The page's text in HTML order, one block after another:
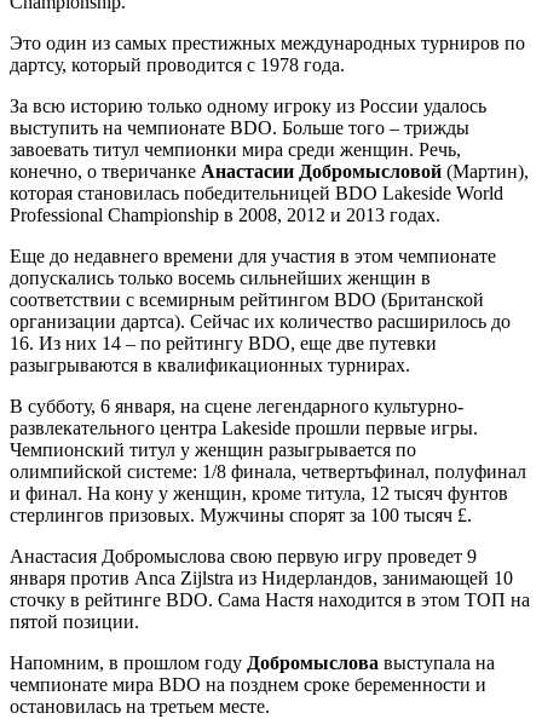
Это один из самых престижных международных турниров по
дартсу, который проводится с 1978 года.
За всю историю только одному игроку из России удалось
выступить на чемпионате BDO. Больше того – трижды
завоевать титул чемпионки мира среди женщин. Речь,
конечно, о тверичанке Анастасии Добромысловой (Мартин),
которая становилась победительницей BDO Lakeside World
Professional Championship в 2008, 2012 и 2013 годах.
Еще до недавнего времени для участия в этом чемпионате
допускались только восемь сильнейших женщин в
соответствии с всемирным рейтингом BDO (Британской
организации дартса). Сейчас их количество расширилось до
16. Из них 14 – по рейтингу BDO, еще две путевки
разыгрываются в квалификационных турнирах.
В субботу, 6 января, на сцене легендарного культурно-
развлекательного центра Lakeside прошли первые игры.
Чемпионский титул у женщин разыгрывается по
олимпийской системе: 1/8 финала, четвертьфинал, полуфинал
и финал. На кону у женщин, кроме титула, 12 тысяч фунтов
стерлингов призовых. Мужчины спорят за 100 тысяч £.
Анастасия Добромыслова свою первую игру проведет 9
января против Anca Zijlstra из Нидерландов, занимающей 10
сточку в рейтинге BDO. Сама Настя находится в этом ТОП на
пятой позиции.
Напомним, в прошлом году Добромыслова выступала на
чемпионате мира BDO на позднем сроке беременности и
остановилась на третьем месте.